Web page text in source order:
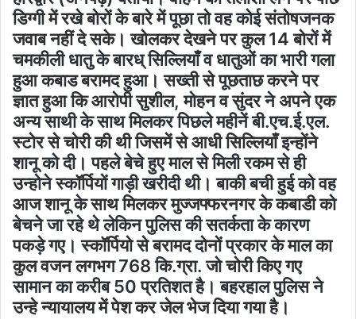
डिग्गी में रखे बोरों के बारे में पूछा तो वह कोई संतोषजनक
जवाब नहीं दे सके। खोलकर देखने पर कुल 14 बोरों में
चमकीली धातु के बारध् सिल्लियाँ व धातुओं का भारी गला
हुआ कबाड बरामद हुआ। सख्ती से पूछताछ करने पर
ज्ञात हुआ कि आरोपी सुशील, मोहन व सुंदर ने अपने एक
अन्य साथी के साथ मिलकर पिछले महीनें बी.एच.ई.एल.
स्टोर से चोरी की थी जिसमें से आधी सिल्लियाँ इन्होंने
शानू को दी। पहले बेचे हुए माल से मिली रकम से ही
उन्होने स्कॉर्पियों गाड़ी खरीदी थी। बाकी बची हुई को वह
आज शानू के साथ मिलकर मुज्जफ्फरनगर के कबाडी को
बेचने जा रहे थे लेकिन पुलिस की सतर्कता के कारण
पकड़े गए। स्कॉर्पियो से बरामद दोनों प्रकार के माल का
कुल वजन लगभग 768 कि.ग्रा. जो चोरी किए गए
सामान का करीब 50 प्रतिशत है। बहरहाल पुलिस ने
उन्हे न्यायालय में पेश कर जेल भेज दिया गया है।